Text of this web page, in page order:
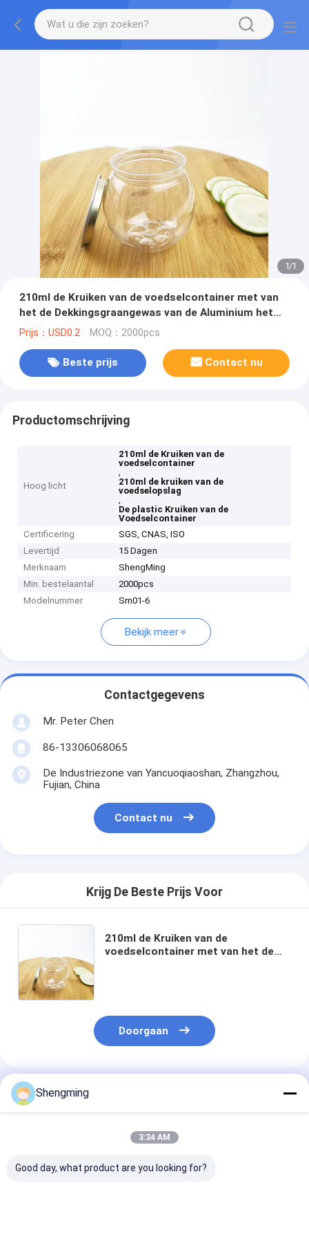
1/1
210ml de Kruiken van de voedselcontainer met van
het de Dekkingsgraangewas van de Aluminium het
Gemakkelijke Trekkracht Domein van de Bonennoten
Prijs：USD0.2 MOQ：2000pcs
Beste prijs Contact nu
Productomschrijving
Hoog licht
210ml de Kruiken van de
voedselcontainer
,
210ml de kruiken van de
voedselopslag
,
De plastic Kruiken van de
Voedselcontainer
Certificering
SGS, CNAS, ISO
Levertijd
15 Dagen
Merknaam
ShengMing
Min. bestelaantal
2000pcs
Modelnummer
Sm01-6
Bekijk meer
Contactgegevens
Mr. Peter Chen
86-13306068065
De Industriezone van Yancuoqiaoshan, Zhangzhou,
Fujian, China
Contact nu
Krijg De Beste Prijs Voor
210ml de Kruiken van de
voedselcontainer met van het de
Doorgaan
Geadviseerde Producten
Shengming
3:34 AM
Good day, what product are you looking for?